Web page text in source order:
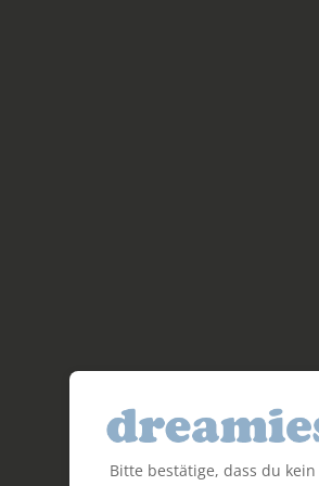
Bitte bestätige, dass du